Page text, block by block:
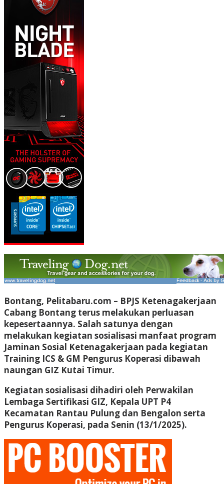
Bontang, Pelitabaru.com – BPJS Ketenagakerjaan
Cabang Bontang terus melakukan perluasan
kepesertaannya. Salah satunya dengan
melakukan kegiatan sosialisasi manfaat program
Jaminan Sosial Ketenagakerjaan pada kegiatan
Training ICS & GM Pengurus Koperasi dibawah
naungan GIZ Kutai Timur.
Kegiatan sosialisasi dihadiri oleh Perwakilan
Lembaga Sertifikasi GIZ, Kepala UPT P4
Kecamatan Rantau Pulung dan Bengalon serta
Pengurus Koperasi, pada Senin (13/1/2025).